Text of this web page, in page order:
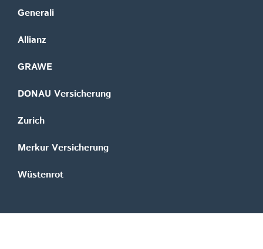
Generali
Allianz
GRAWE
DONAU Versicherung
Zurich
Merkur Versicherung
Wüstenrot